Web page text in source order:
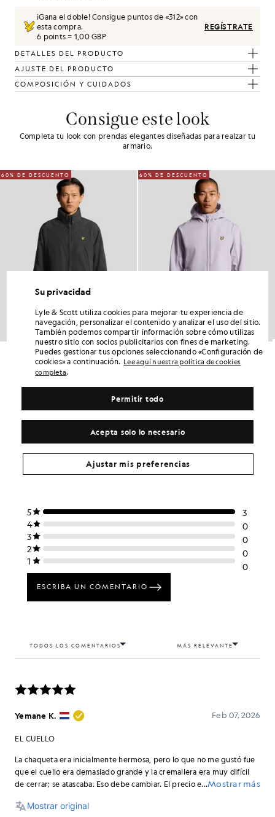
¡Gana el doble! Consigue puntos de «312» con
esta compra.
6 points = 1,00 GBP
REGÍSTRATE
DETALLES DEL PRODUCTO
AJUSTE DEL PRODUCTO
COMPOSICIÓN Y CUIDADOS
Consigue este look
Completa tu look con prendas elegantes diseñadas para realzar tu
armario.
60% DE DESCUENTO
Chaqueta plegable
£135.00 £54.00
60% DE DESCUENTO
Chaqueta softshell con forro polar
£125.00 £50.00
Su privacidad
Lyle & Scott utiliza cookies para mejorar tu experiencia de
navegación, personalizar el contenido y analizar el uso del sitio.
También podemos compartir información sobre cómo utilizas
nuestro sitio con socios publicitarios con fines de marketing.
Puedes gestionar tus opciones seleccionando «Configuración de
cookies» a continuación. Lee aquí nuestra política de cookies
completa.
Acepta solo lo necesario
Permitir todo
Ajustar mis preferencias